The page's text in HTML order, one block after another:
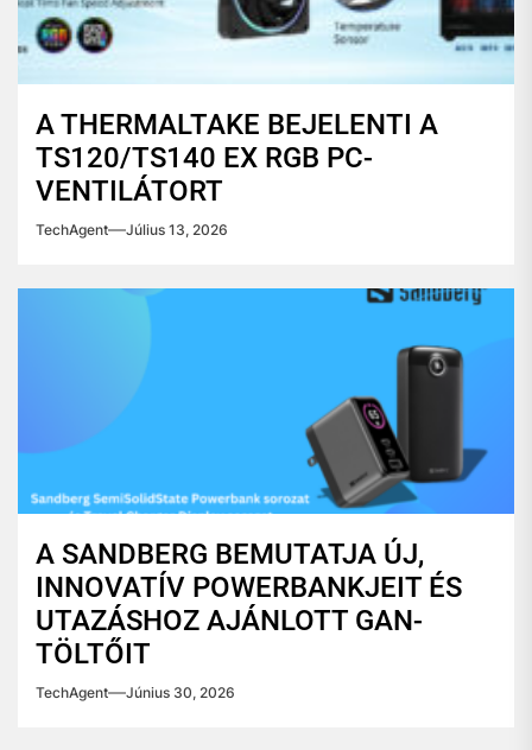
A THERMALTAKE BEJELENTI A
TS120/TS140 EX RGB PC-
VENTILÁTORT
TechAgent Július 13, 2026
A SANDBERG BEMUTATJA ÚJ,
INNOVATÍV POWERBANKJEIT ÉS
UTAZÁSHOZ AJÁNLOTT GAN-
TÖLTŐIT
TechAgent Június 30, 2026